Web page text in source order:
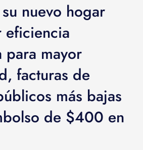
nuevo hogar
eficiencia
para mayor
facturas de
más bajas
de $400 en